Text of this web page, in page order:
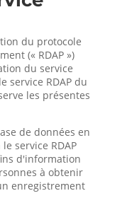
du protocole
(« RDAP »)
du service
service RDAP du
les présentes
de données en
service RDAP
d'information
à obtenir
enregistrement